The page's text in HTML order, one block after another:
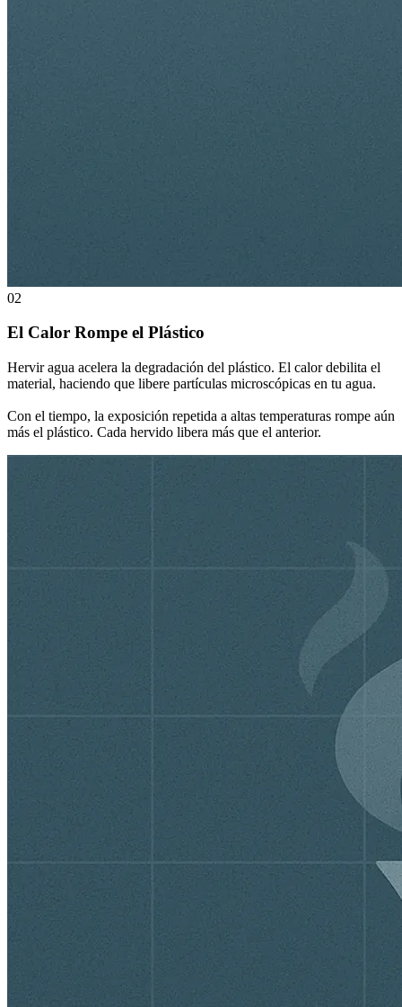
02
El Calor Rompe el Plástico
Hervir agua acelera la degradación del plástico. El calor debilita el
material, haciendo que libere partículas microscópicas en tu agua.
Con el tiempo, la exposición repetida a altas temperaturas rompe aún
más el plástico. Cada hervido libera más que el anterior.